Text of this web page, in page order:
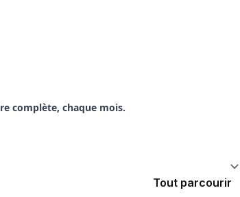
complète, chaque mois.
Tout parcourir